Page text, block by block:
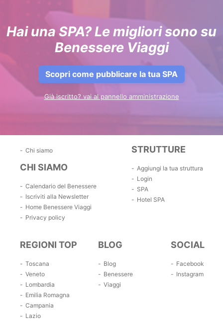
Hai una SPA? Le migliori sono su
Benessere Viaggi
Scopri come pubblicare la tua SPA
Già iscritto? vai al pannello amministrazione
Chi siamo
CHI SIAMO
Calendario del Benessere
Iscriviti alla Newsletter
Home Benessere Viaggi
Privacy policy
STRUTTURE
Aggiungi la tua struttura
Login
SPA
Hotel SPA
REGIONI TOP
Toscana
Veneto
Lombardia
Emilia Romagna
Campania
Lazio
BLOG
Blog
Benessere
Viaggi
SOCIAL
Facebook
Instagram